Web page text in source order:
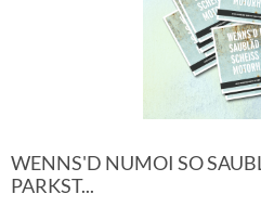
WENNS'D NUMOI SO
PARKST...